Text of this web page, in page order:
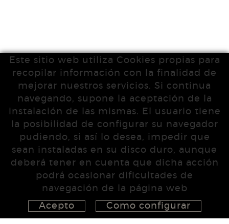
Este sitio web utiliza Cookies propias para
recopilar información con la finalidad de
mejorar nuestros servicios. Si continua
navegando, supone la aceptación de la
instalación de las mismas. El usuario tiene
la posibilidad de configurar su navegador
pudiendo, si así lo desea, impedir que
sean instaladas en su disco duro, aunque
deberá tener en cuenta que dicha acción
podrá ocasionar dificultades de
navegación de la página web
Acepto
Como configurar